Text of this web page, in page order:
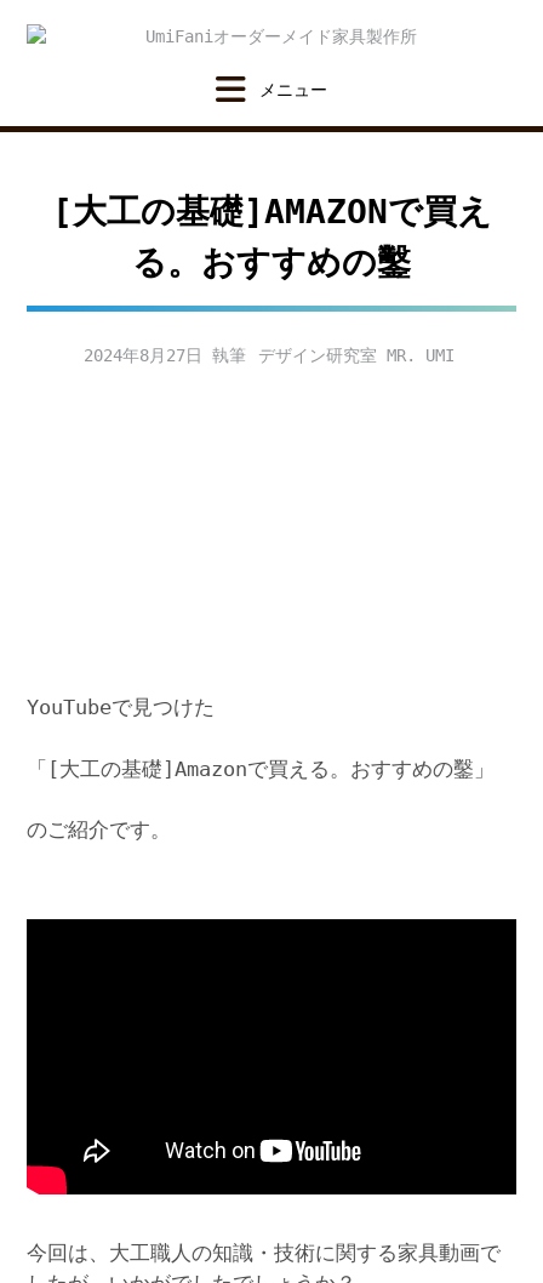
[大工の基礎]AMAZONで買え
る。おすすめの鑿
2024年8月27日 デザイン研究室 MR. UMI
YouTubeで見つけた
「[大工の基礎]Amazonで買える。おすすめの鑿」
のご紹介です。
今回は、大工職人の知識・技術に関する家具動画で